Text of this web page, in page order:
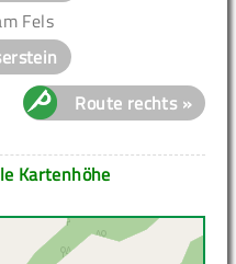
Fels
Route rechts »
Kartenhöhe